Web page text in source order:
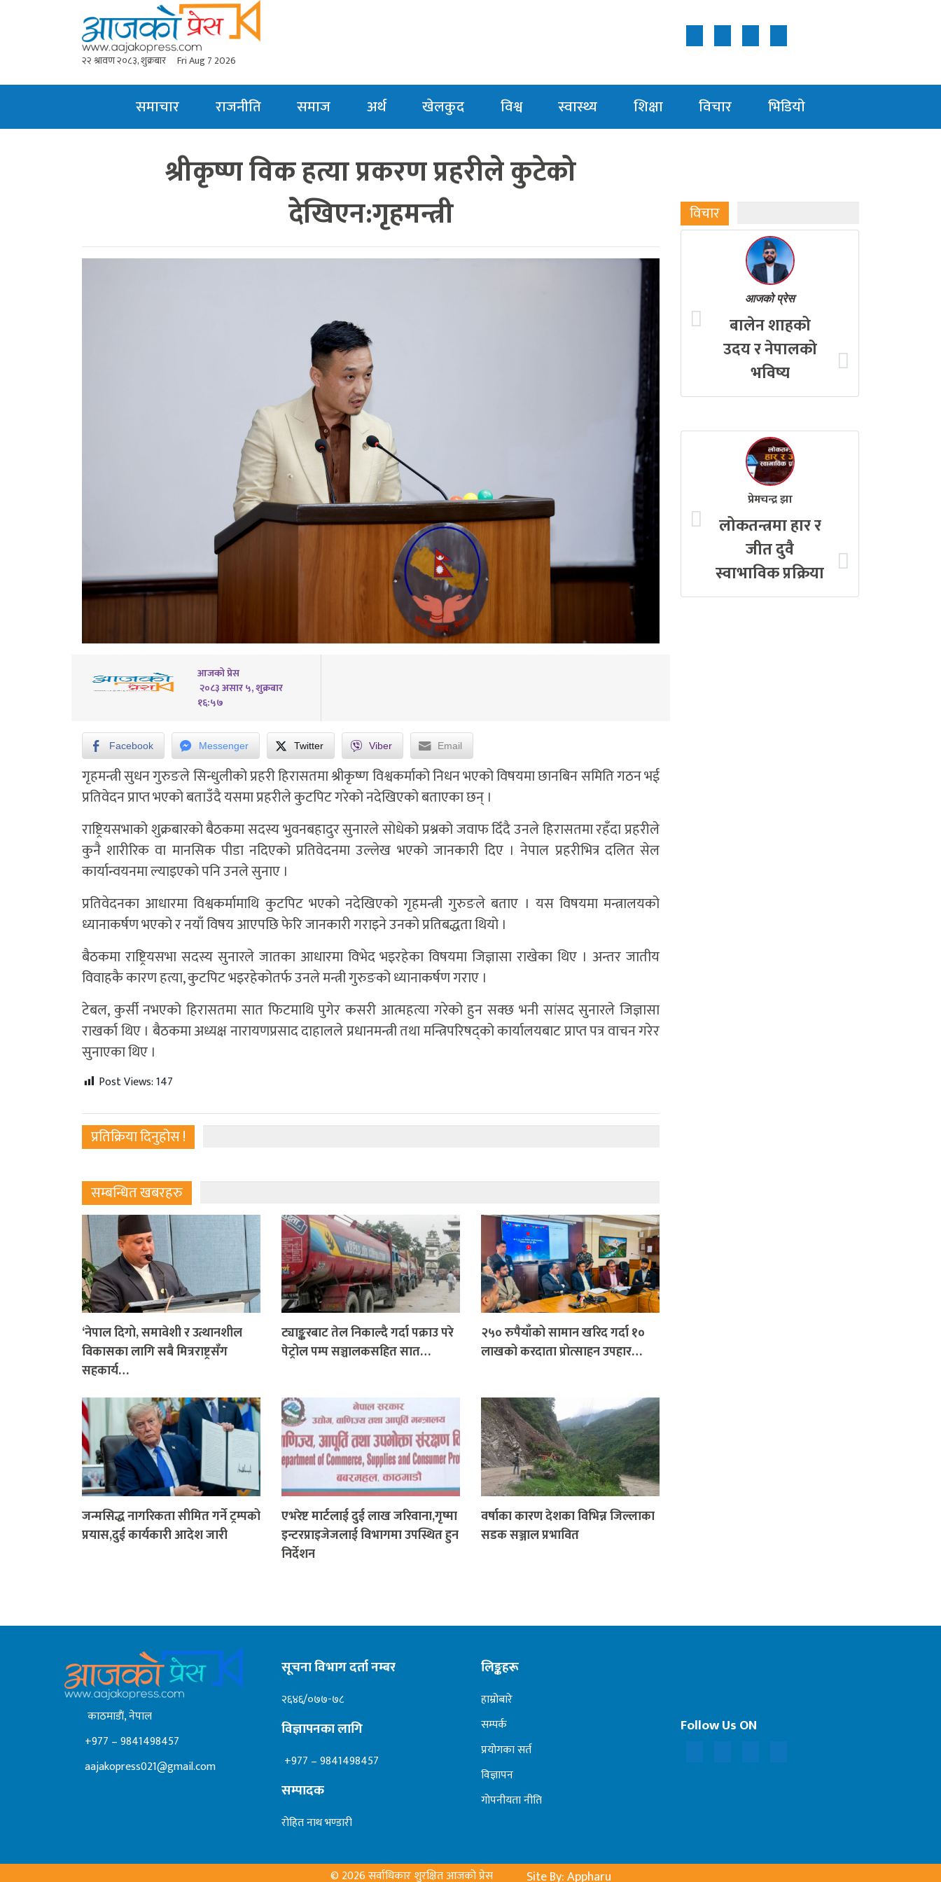
२२ श्रावण २०८३, शुक्रबार Fri Aug 7 2026
समाचार राजनीति समाज अर्थ खेलकुद विश्व स्वास्थ्य शिक्षा विचार भिडियाे
श्रीकृष्ण विक हत्या प्रकरण प्रहरीले कुटेको
देखिएन:गृहमन्त्री
आजको प्रेस
२०८३ असार ५, शुक्रबार
१६:५७
Facebook Messenger Twitter Viber Email
गृहमन्त्री सुधन गुरुङले सिन्धुलीको प्रहरी हिरासतमा श्रीकृष्ण विश्वकर्माको निधन भएको विषयमा छानबिन समिति गठन भई
प्रतिवेदन प्राप्त भएको बताउँदै यसमा प्रहरीले कुटपिट गरेको नदेखिएको बताएका छन् ।
राष्ट्रियसभाको शुक्रबारको बैठकमा सदस्य भुवनबहादुर सुनारले सोधेको प्रश्नको जवाफ दिँदै उनले हिरासतमा रहँदा प्रहरीले
कुनै शारीरिक वा मानसिक पीडा नदिएको प्रतिवेदनमा उल्लेख भएको जानकारी दिए । नेपाल प्रहरीभित्र दलित सेल
कार्यान्वयनमा ल्याइएको पनि उनले सुनाए ।
प्रतिवेदनका आधारमा विश्वकर्मामाथि कुटपिट भएको नदेखिएको गृहमन्त्री गुरुङले बताए । यस विषयमा मन्त्रालयको
ध्यानाकर्षण भएको र नयाँ विषय आएपछि फेरि जानकारी गराइने उनको प्रतिबद्धता थियो ।
बैठकमा राष्ट्रियसभा सदस्य सुनारले जातका आधारमा विभेद भइरहेका विषयमा जिज्ञासा राखेका थिए । अन्तर जातीय
विवाहकै कारण हत्या, कुटपिट भइरहेकोतर्फ उनले मन्त्री गुरुङको ध्यानाकर्षण गराए ।
टेबल, कुर्सी नभएको हिरासतमा सात फिटमाथि पुगेर कसरी आत्महत्या गरेको हुन सक्छ भनी सांसद सुनारले जिज्ञासा
राखर्का थिए । बैठकमा अध्यक्ष नारायणप्रसाद दाहालले प्रधानमन्त्री तथा मन्त्रिपरिषद्को कार्यालयबाट प्राप्त पत्र वाचन गरेर
सुनाएका थिए ।
Post Views:147
प्रतिक्रिया दिनुहोस !
सम्बन्धित खबरहरु
‘नेपाल दिगो, समावेशी र उत्थानशील
विकासका लागि सबै मित्रराष्ट्रसँग
सहकार्य…
ट्याङ्करबाट तेल निकाल्दै गर्दा पक्राउ परे
पेट्रोल पम्प सञ्चालकसहित सात…
२५० रुपैयाँको सामान खरिद गर्दा १०
लाखको करदाता प्रोत्साहन उपहार…
जन्मसिद्ध नागरिकता सीमित गर्ने ट्रम्पको
प्रयास,दुई कार्यकारी आदेश जारी
एभरेष्ट मार्टलाई दुई लाख जरिवाना,गृष्मा
इन्टरप्राइजेजलाई विभागमा उपस्थित हुन
निर्देशन
वर्षाका कारण देशका विभिन्न जिल्लाका
सडक सञ्जाल प्रभावित
विचार
आजको प्रेस
बालेन शाहको
उदय र नेपालको
भविष्य
प्रेमचन्द्र झा
लोकतन्त्रमा हार र
जीत दुवै
स्वाभाविक प्रक्रिया
काठमाडाैं, नेपाल
+977 – 9841498457
aajakopress021@gmail.com
सूचना विभाग दर्ता नम्बर
२६४६/०७७-७८
विज्ञापनका लागि
+977 – 9841498457
सम्पादक
रोहित नाथ भण्डारी
लिङ्कहरू
हाम्रोबारे
सम्पर्क
प्रयोगका सर्त
विज्ञापन
गोपनीयता नीति
Follow Us ON
© 2026 सर्वाधिकार शुरक्षित आजको प्रेस Site By: Appharu